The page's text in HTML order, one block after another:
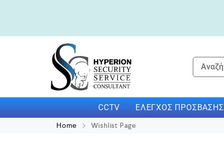
CCTV ΕΛΈΓΧΟΣ ΠΡΌΣΒΑΣΗΣ
Home Wishlist Page